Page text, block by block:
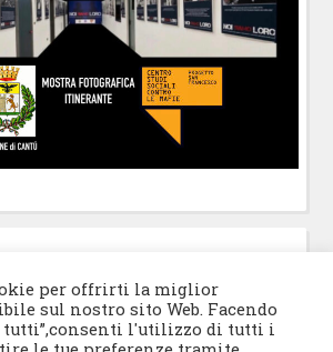
per offrirti la miglior
sul nostro sito Web. Facendo
tutti”,consenti l'utilizzo di tutti i